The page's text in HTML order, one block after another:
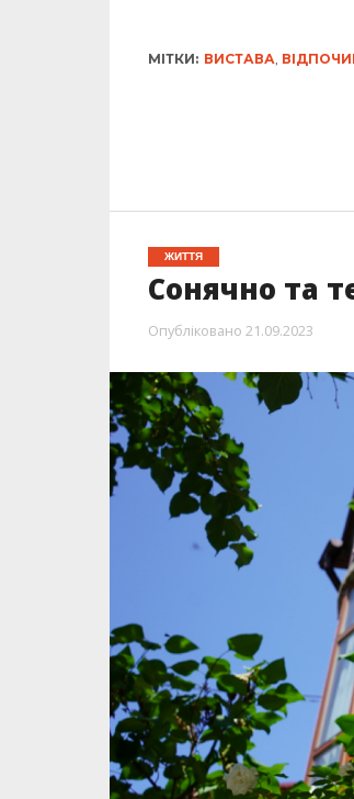
МІТКИ: ВИСТАВА
ЖИТТЯ
Сонячно та
Опубліковано 21.09.2023